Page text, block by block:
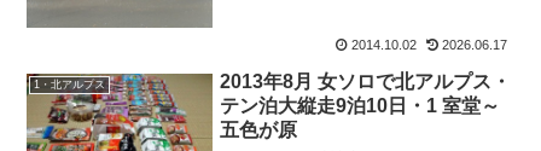
な。・・・・・気のせい気のせい。とこ
2014.10.02 2026.06.17
1・北アルプス
2013年8月 女ソロで北アルプス・
テン泊大縦走9泊10日・1 室堂～
五色が原